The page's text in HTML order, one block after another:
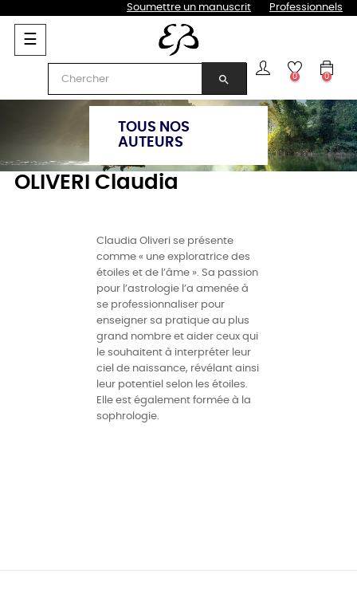
Soumettre un manuscrit Professionnels
Basculer
la
navigation
☰
search 0 0
TOUS NOS
AUTEURS
OLIVERI Claudia
Claudia Oliveri se présente
comme « une exploratrice des
étoiles et de l’âme ». Sa passion
pour l’astrologie l’a amenée à
se professionnaliser pour
enseigner sa pratique au plus
grand nombre et aider ceux qui
le souhaitent à interpréter leur
ciel de naissance, révélant ainsi
leur potentiel selon les étoiles.
Elle est également formée à la
sophrologie.